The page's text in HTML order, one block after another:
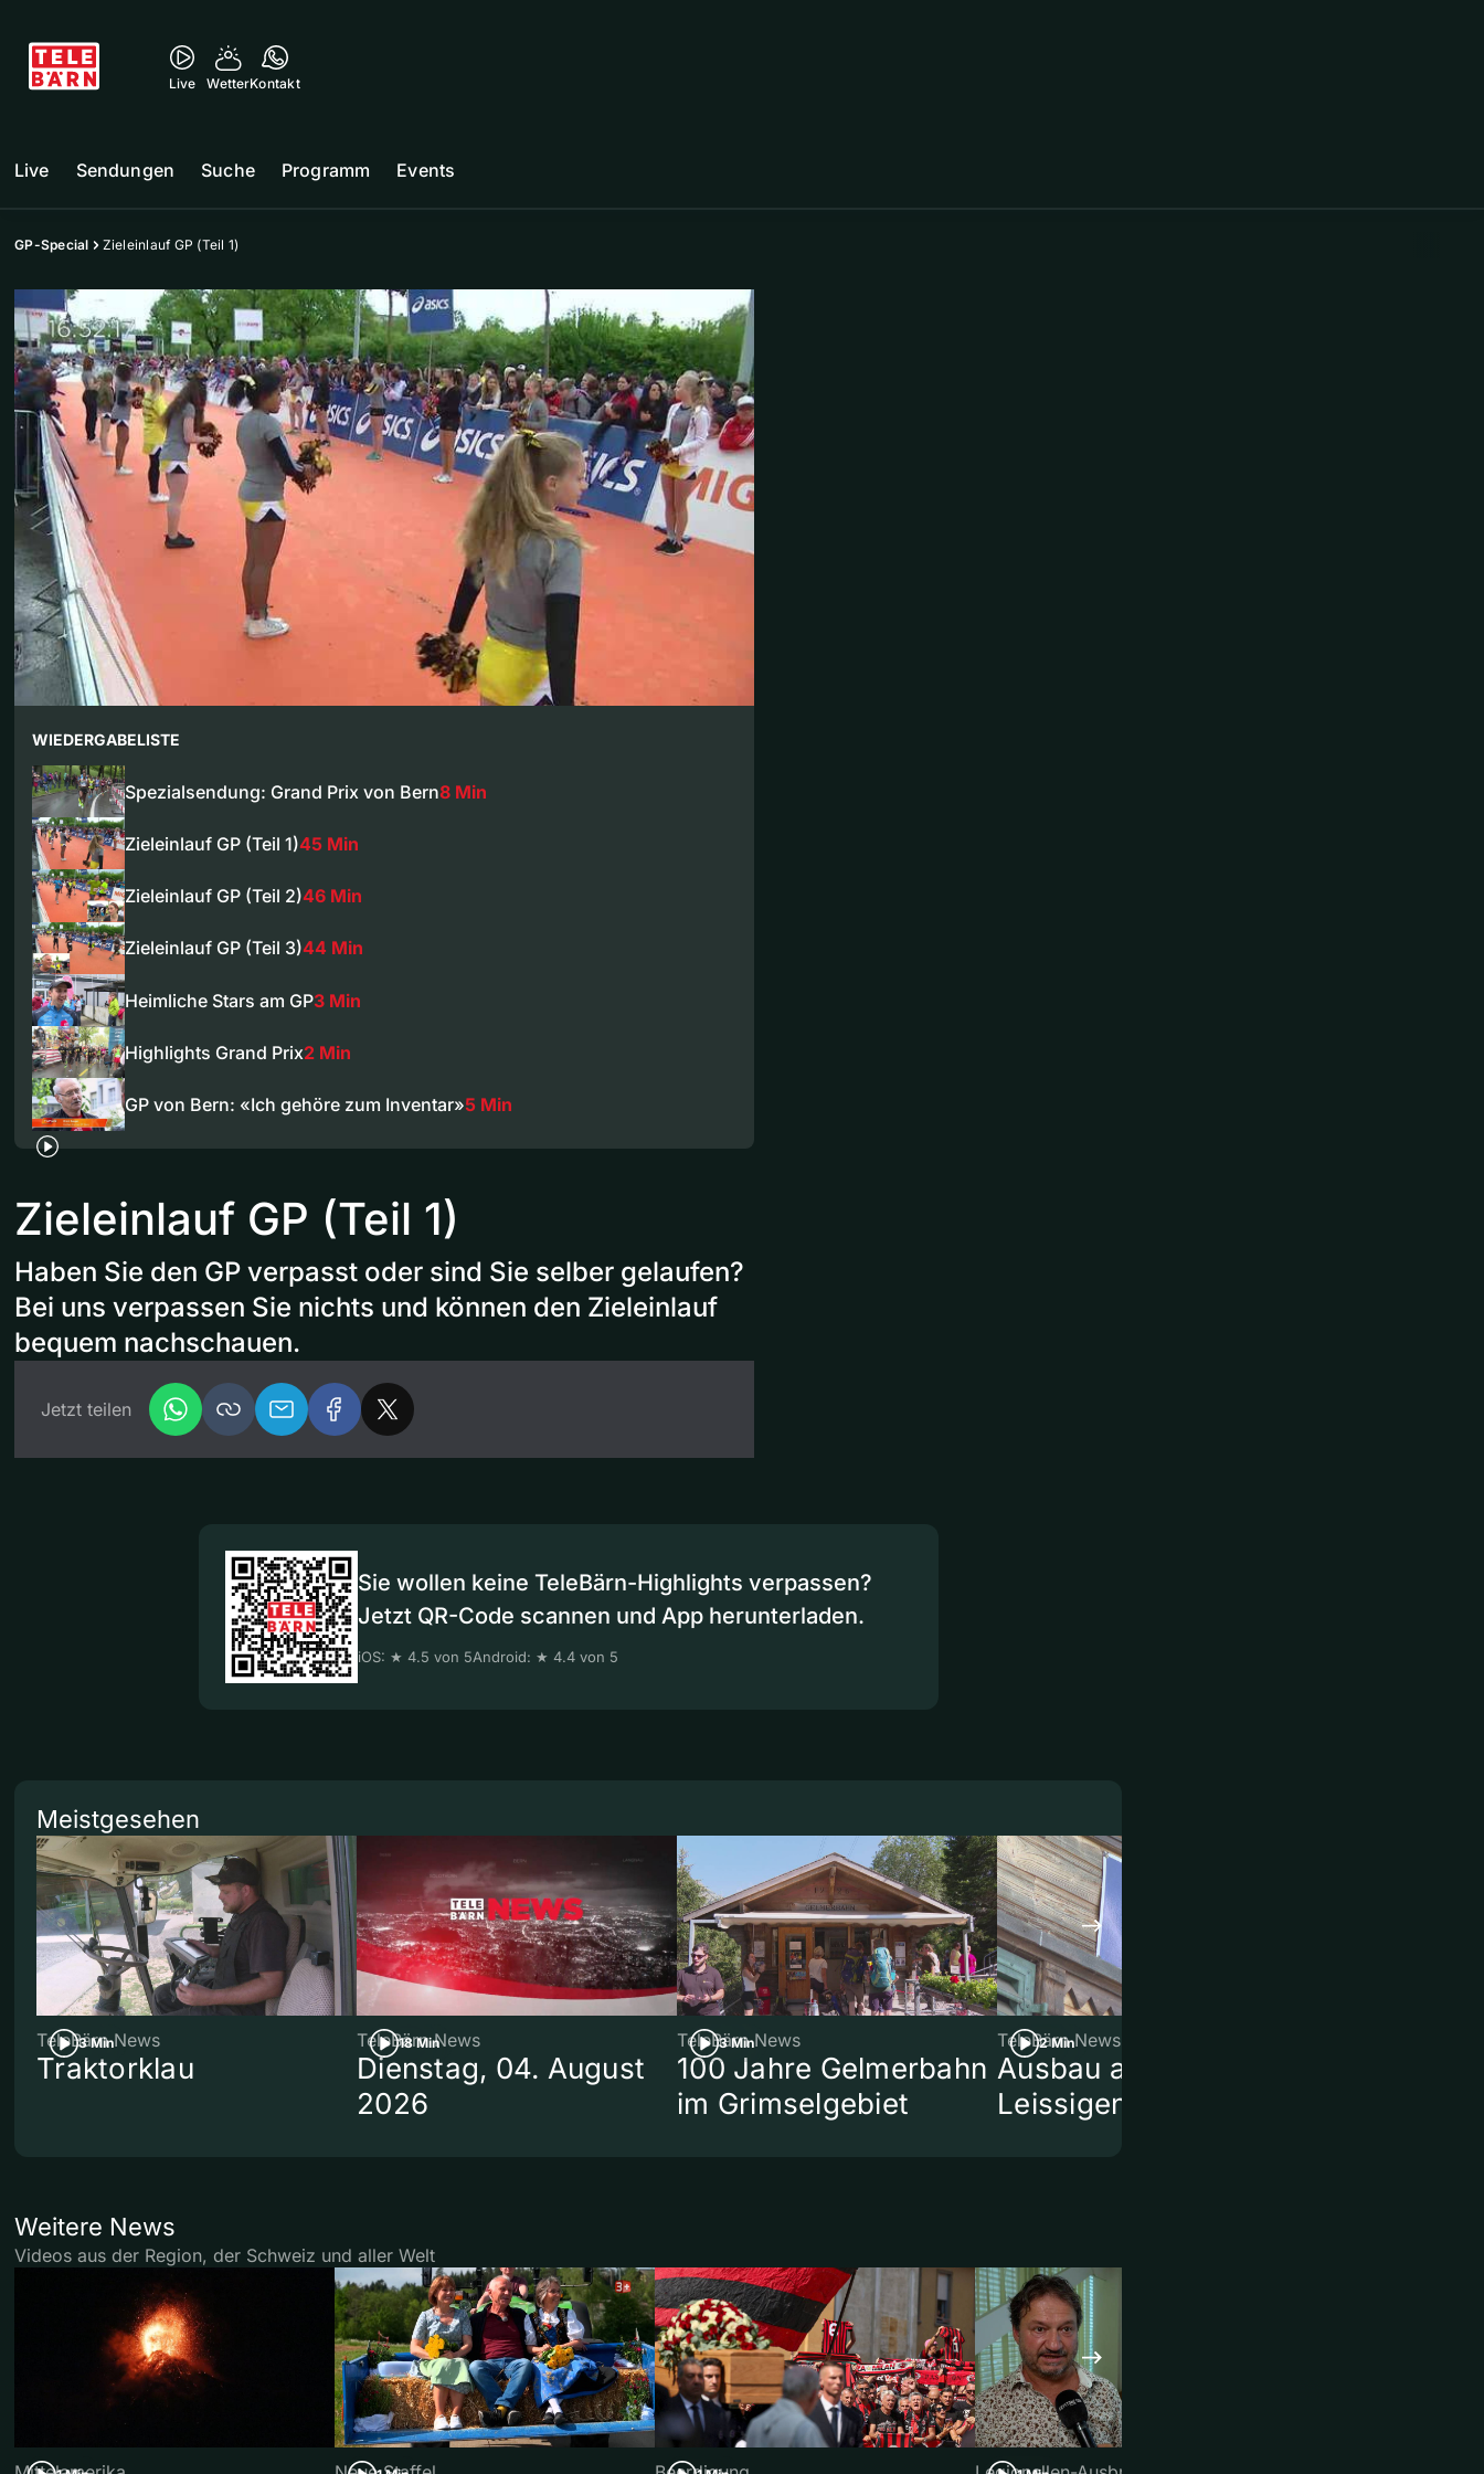
Live WetterKontakt
Live Sendungen Suche Programm Events
GP-Special Zieleinlauf GP (Teil 1)
WIEDERGABELISTE
Spezialsendung: Grand Prix von Bern8 Min
Zieleinlauf GP (Teil 1)45 Min
Zieleinlauf GP (Teil 2)46 Min
Zieleinlauf GP (Teil 3)44 Min
Heimliche Stars am GP3 Min
Highlights Grand Prix2 Min
GP von Bern: «Ich gehöre zum Inventar»5 Min
Zieleinlauf GP (Teil 1)
Haben Sie den GP verpasst oder sind Sie selber gelaufen?
Bei uns verpassen Sie nichts und können den Zieleinlauf
bequem nachschauen.
Jetzt teilen
Sie wollen keine TeleBärn-Highlights verpassen?
Jetzt QR-Code scannen und App herunterladen.
iOS: ★ 4.5 von 5Android: ★ 4.4 von 5
Meistgesehen
3 Min
TeleBärn News
Traktorklau
18 Min
TeleBärn News
Dienstag, 04. August
2026
3 Min
TeleBärn News
100 Jahre Gelmerbahn
im Grimselgebiet
2 Min
TeleBärn News
Ausbau am Bahnhof
Leissigen
Weitere News
Videos aus der Region, der Schweiz und aller Welt